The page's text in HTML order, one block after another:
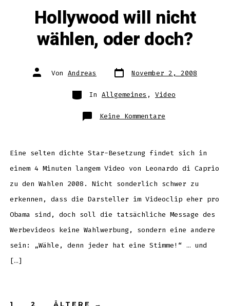
Hollywood will nicht
wählen, oder doch?
Autor
des Von Andreas Datum
des
November 2, 2008
Kategorien
In Allgemeines , Video
Keine Kommentare
Hollywood
doch?
Eine selten dichte Star-Besetzung findet sich in
einem 4 Minuten langem Video von Leonardo di Caprio
zu den Wahlen 2008. Nicht sonderlich schwer zu
erkennen, dass die Darsteller im Videoclip eher pro
Obama sind, doch soll die tatsächliche Message des
Werbevideos keine Wahlwerbung, sondern eine andere
sein: „Wähle, denn jeder hat eine Stimme!“ … und
[…]
1 2 ÄLTERE →